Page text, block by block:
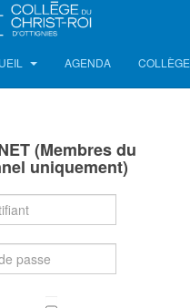
AGENDA COLLÈGE
(Membres du
uniquement)
passe